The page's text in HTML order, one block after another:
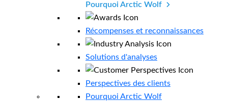
Pourquoi Arctic Wolf
Récompenses et reconnaissances
Solutions d'analyses
Perspectives des clients
Pourquoi Arctic Wolf